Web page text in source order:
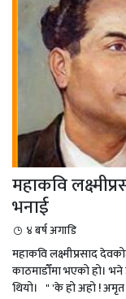
महाकवि
भनाई
४ बर्ष अगाडि
महाकवि लक्ष्मीप्रसाद
काठमाडौँमा भएको हो।
थियो। " 'के हो अहो ! अमृत